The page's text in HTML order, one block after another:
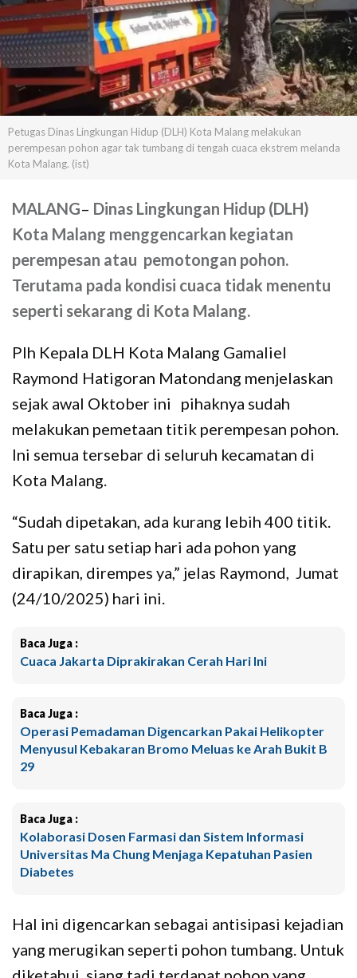
Petugas Dinas Lingkungan Hidup (DLH) Kota Malang melakukan
perempesan pohon agar tak tumbang di tengah cuaca ekstrem melanda
Kota Malang. (ist)
MALANG– Dinas Lingkungan Hidup (DLH)
Kota Malang menggencarkan kegiatan
perempesan atau pemotongan pohon.
Terutama pada kondisi cuaca tidak menentu
seperti sekarang di Kota Malang.
Plh Kepala DLH Kota Malang Gamaliel
Raymond Hatigoran Matondang menjelaskan
sejak awal Oktober ini pihaknya sudah
melakukan pemetaan titik perempesan pohon.
Ini semua tersebar di seluruh kecamatan di
Kota Malang.
“Sudah dipetakan, ada kurang lebih 400 titik.
Satu per satu setiap hari ada pohon yang
dirapikan, dirempes ya,” jelas Raymond, Jumat
(24/10/2025) hari ini.
Baca Juga :
Cuaca Jakarta Diprakirakan Cerah Hari Ini
Baca Juga :
Operasi Pemadaman Digencarkan Pakai Helikopter
Menyusul Kebakaran Bromo Meluas ke Arah Bukit B
29
Baca Juga :
Kolaborasi Dosen Farmasi dan Sistem Informasi
Universitas Ma Chung Menjaga Kepatuhan Pasien
Diabetes
Hal ini digencarkan sebagai antisipasi kejadian
yang merugikan seperti pohon tumbang. Untuk